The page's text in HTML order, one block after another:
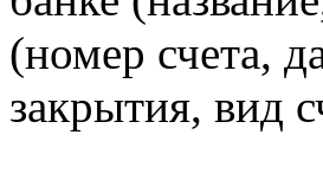
(номер счета,
закрытия, вид